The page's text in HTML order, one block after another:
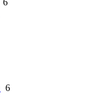
6
6